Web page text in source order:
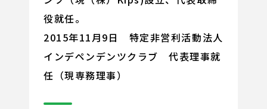
役就任。
2015年11月9日 特定非営利活動法人
インデペンデンツクラブ 代表理事就
任（現専務理事）